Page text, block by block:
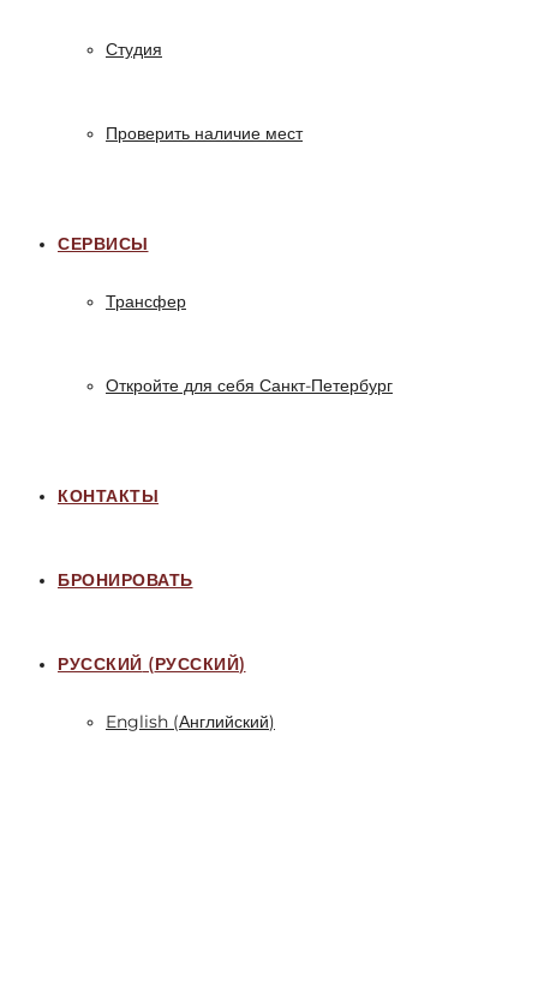
Студия
Проверить наличие мест
СЕРВИСЫ
Трансфер
Откройте для себя Санкт-Петербург
КОНТАКТЫ
БРОНИРОВАТЬ
РУССКИЙ (РУССКИЙ)
English (Английский)